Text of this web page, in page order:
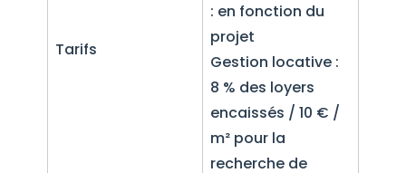
Tarifs
: en fonction du
projet
Gestion locative :
8 % des loyers
encaissés / 10 € /
m² pour la
recherche de